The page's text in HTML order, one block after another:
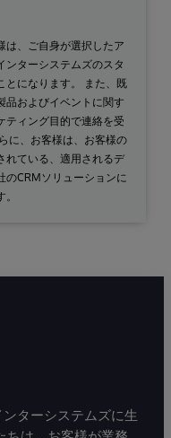
は、ご自身が選択したア
ンターシステムズのスタ
とになります。 また、既
品およびイベントに関す
ティング目的で連絡を受
に、お客様は、お客様の
れている、適用されるデ
のCRMソリューションに
ターシステムズに生